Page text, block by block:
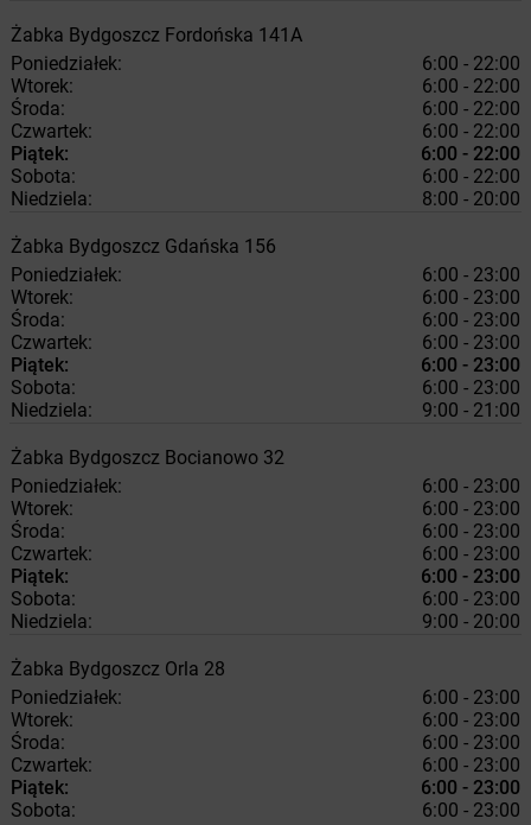
Żabka Bydgoszcz Fordońska 141A
Poniedziałek:
6:00 - 22:00
Wtorek:
6:00 - 22:00
Środa:
6:00 - 22:00
Czwartek:
6:00 - 22:00
Piątek:
6:00 - 22:00
Sobota:
6:00 - 22:00
Niedziela:
8:00 - 20:00
Żabka Bydgoszcz Gdańska 156
Poniedziałek:
6:00 - 23:00
Wtorek:
6:00 - 23:00
Środa:
6:00 - 23:00
Czwartek:
6:00 - 23:00
Piątek:
6:00 - 23:00
Sobota:
6:00 - 23:00
Niedziela:
9:00 - 21:00
Żabka Bydgoszcz Bocianowo 32
Poniedziałek:
6:00 - 23:00
Wtorek:
6:00 - 23:00
Środa:
6:00 - 23:00
Czwartek:
6:00 - 23:00
Piątek:
6:00 - 23:00
Sobota:
6:00 - 23:00
Niedziela:
9:00 - 20:00
Żabka Bydgoszcz Orla 28
Poniedziałek:
6:00 - 23:00
Wtorek:
6:00 - 23:00
Środa:
6:00 - 23:00
Czwartek:
6:00 - 23:00
Piątek:
6:00 - 23:00
Sobota:
6:00 - 23:00